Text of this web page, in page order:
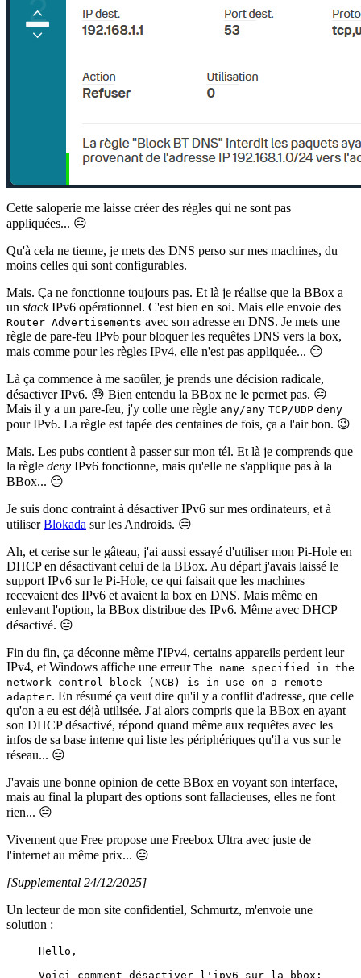
Cette saloperie me laisse créer des règles qui ne sont pas
appliquées... 😑
Qu'à cela ne tienne, je mets des DNS perso sur mes machines, du
moins celles qui sont configurables.
Mais. Ça ne fonctionne toujours pas. Et là je réalise que la BBox a
un stackIPv6 opérationnel. C'est bien en soi. Mais elle envoie des
Router Advertisements avec son adresse en DNS. Je mets une
règle de pare-feu IPv6 pour bloquer les requêtes DNS vers la box,
mais comme pour les règles IPv4, elle n'est pas appliquée... 😑
Là ça commence à me saoûler, je prends une décision radicale,
désactiver IPv6. 😓 Bien entendu la BBox ne le permet pas. 😑
Mais il y a un pare-feu, j'y colle une règle any/any TCP/UDP deny
pour IPv6. La règle est tapée des centaines de fois, ça a l'air bon. 😉
Mais. Les pubs contient à passer sur mon tél. Et là je comprends que
la règle deny IPv6 fonctionne, mais qu'elle ne s'applique pas à la
BBox... 😑
Je suis donc contraint à désactiver IPv6 sur mes ordinateurs, et à
utiliserBlokada sur les Androids. 😑
Ah, et cerise sur le gâteau, j'ai aussi essayé d'utiliser mon Pi-Hole en
DHCP en désactivant celui de la BBox. Au départ j'avais laissé le
support IPv6 sur le Pi-Hole, ce qui faisait que les machines
recevaient des IPv6 et avaient la box en DNS. Mais même en
enlevant l'option, la BBox distribue des IPv6. Même avec DHCP
désactivé. 😑
Fin du fin, ça déconne même l'IPv4, certains appareils perdent leur
IPv4, et Windows affiche une erreur The name specified in the
network control block (NCB) is in use on a remote
adapter. En résumé ça veut dire qu'il y a conflit d'adresse, que celle
qu'on a eu est déjà utilisée. J'ai alors compris que la BBox en ayant
son DHCP désactivé, répond quand même aux requêtes avec les
infos de sa base interne qui liste les périphériques qu'il a vus sur le
réseau... 😑
J'avais une bonne opinion de cette BBox en voyant son interface,
mais au final la plupart des options sont fallacieuses, elles ne font
rien... 😑
Vivement que Free propose une Freebox Ultra avec juste de
l'internet au même prix... 😑
[Supplemental 24/12/2025]
Un lecteur de mon site confidentiel, Schmurtz, m'envoie une
solution :
Hello,
Voici comment désactiver l'ipv6 sur la bbox: